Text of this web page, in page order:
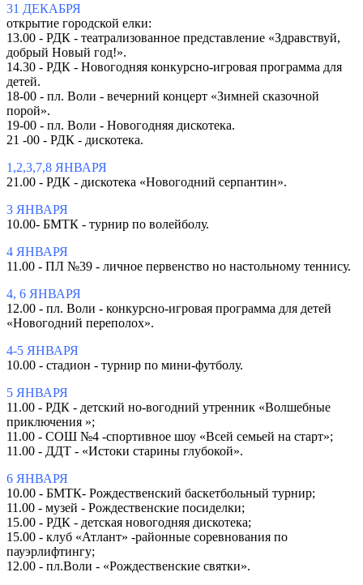
31 ДЕКАБРЯ
открытие городской елки:
13.00 - РДК - театрализованное представление «Здравствуй,
добрый Новый год!».
14.30 - РДК - Новогодняя конкурсно-игровая программа для
детей.
18-00 - пл. Воли - вечерний концерт «Зимней сказочной
порой».
19-00 - пл. Воли - Новогодняя дискотека.
21 -00 - РДК - дискотека.
1,2,3,7,8 ЯНВАРЯ
21.00 - РДК - дискотека «Новогодний серпантин».
3 ЯНВАРЯ
10.00- БМТК - турнир по волейболу.
4 ЯНВАРЯ
11.00 - ПЛ №39 - личное первенство но настольному теннису.
4, 6 ЯНВАРЯ
12.00 - пл. Воли - конкурсно-игровая программа для детей
«Новогодний переполох».
4-5 ЯНВАРЯ
10.00 - стадион - турнир по мини-футболу.
5 ЯНВАРЯ
11.00 - РДК - детский но-вогодний утренник «Волшебные
приключения »;
11.00 - СОШ №4 -спортивное шоу «Всей семьей на старт»;
11.00 - ДДТ - «Истоки старины глубокой».
6 ЯНВАРЯ
10.00 - БМТК- Рождественский баскетбольный турнир;
11.00 - музей - Рождественские посиделки;
15.00 - РДК - детская новогодняя дискотека;
15.00 - клуб «Атлант» -районные соревнования по
пауэрлифтингу;
12.00 - пл.Воли - «Рождественские святки».